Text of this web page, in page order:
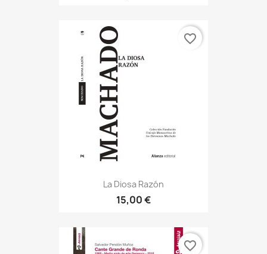
La Diosa Razón
15,00 €
favorite_border
favorite_border